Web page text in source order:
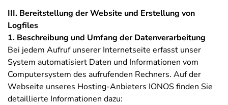
III. Bereitstellung der Website und Erstellung von
Logfiles
1. Beschreibung und Umfang der Datenverarbeitung
Bei jedem Aufruf unserer Internetseite erfasst unser
System automatisiert Daten und Informationen vom
Computersystem des aufrufenden Rechners. Auf der
Webseite unseres Hosting-Anbieters IONOS finden Sie
detaillierte Informationen dazu: